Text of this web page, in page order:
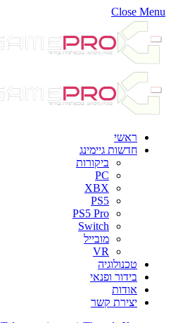
Close Menu
ראשי
חדשות גיימינג
ביקורות
PC
XBX
PS5
PS5 Pro
Switch
מובייל
VR
טכנולוגיה
בידור ופנאי
אודות
יצירת קשר